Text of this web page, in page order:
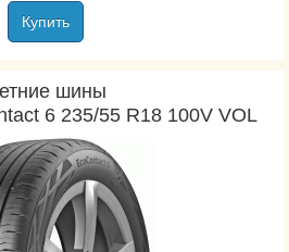
Купить
шины
6 235/55 R18 100V VOL